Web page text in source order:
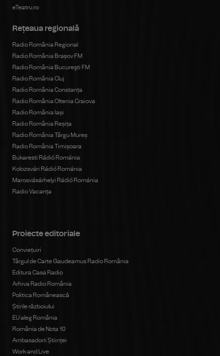
eTeatru.ro
Rețeaua regională
Radio România Regional
Radio România Brașov FM
Radio România Bucureşti FM
Radio România Cluj
Radio România Constanța
Radio România Oltenia Craiova
Radio România Iași
Radio România Reșița
Radio România Târgu Mureș
Radio România Timișoara
Bukaresti Rádió Románia
Kolozsvári Rádió Románia
Marosvásárhelyi Rádió Románia
Radio Vacanța
Proiecte editoriale
Conviețuiri
Târgul de Carte Gaudeamus Radio România
Editura Casa Radio
Arhiva Radio România
Politica Românească
Știrile războiului
EU aleg România
România de Nota 10
Ambasadorii Științei
Work and Live